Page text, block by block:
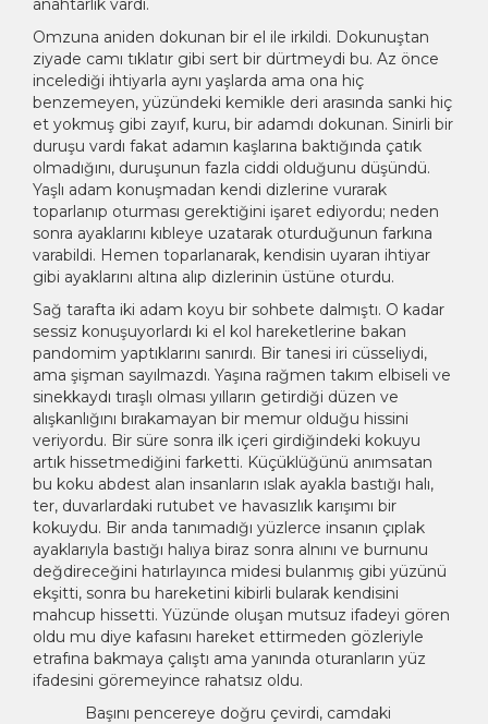
anahtarlık vardı.
Omzuna aniden dokunan bir el ile irkildi. Dokunuştan
ziyade camı tıklatır gibi sert bir dürtmeydi bu. Az önce
incelediği ihtiyarla aynı yaşlarda ama ona hiç
benzemeyen, yüzündeki kemikle deri arasında sanki hiç
et yokmuş gibi zayıf, kuru, bir adamdı dokunan. Sinirli bir
duruşu vardı fakat adamın kaşlarına baktığında çatık
olmadığını, duruşunun fazla ciddi olduğunu düşündü.
Yaşlı adam konuşmadan kendi dizlerine vurarak
toparlanıp oturması gerektiğini işaret ediyordu; neden
sonra ayaklarını kıbleye uzatarak oturduğunun farkına
varabildi. Hemen toparlanarak, kendisin uyaran ihtiyar
gibi ayaklarını altına alıp dizlerinin üstüne oturdu.
Sağ tarafta iki adam koyu bir sohbete dalmıştı. O kadar
sessiz konuşuyorlardı ki el kol hareketlerine bakan
pandomim yaptıklarını sanırdı. Bir tanesi iri cüsseliydi,
ama şişman sayılmazdı. Yaşına rağmen takım elbiseli ve
sinekkaydı tıraşlı olması yılların getirdiği düzen ve
alışkanlığını bırakamayan bir memur olduğu hissini
veriyordu. Bir süre sonra ilk içeri girdiğindeki kokuyu
artık hissetmediğini farketti. Küçüklüğünü anımsatan
bu koku abdest alan insanların ıslak ayakla bastığı halı,
ter, duvarlardaki rutubet ve havasızlık karışımı bir
kokuydu. Bir anda tanımadığı yüzlerce insanın çıplak
ayaklarıyla bastığı halıya biraz sonra alnını ve burnunu
değdireceğini hatırlayınca midesi bulanmış gibi yüzünü
ekşitti, sonra bu hareketini kibirli bularak kendisini
mahcup hissetti. Yüzünde oluşan mutsuz ifadeyi gören
oldu mu diye kafasını hareket ettirmeden gözleriyle
etrafına bakmaya çalıştı ama yanında oturanların yüz
ifadesini göremeyince rahatsız oldu.
Başını pencereye doğru çevirdi, camdaki